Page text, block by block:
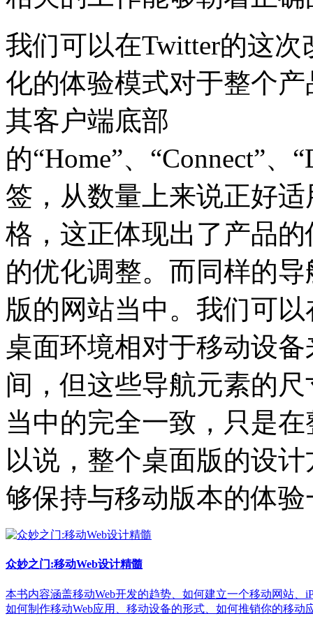
我们可以在Twitter的这
化的体验模式对于整个
其客户端底部
的“Home”、“Connect”、
签，从数量上来说正好
格，这正体现出了产品
的优化调整。而同样的
版的网站当中。我们可
桌面环境相对于移动设
间，但这些导航元素的
当中的完全一致，只是
以说，整个桌面版的设
够保持与移动版本的体
众妙之门:移动Web设计精髓
本书内容涵盖移动Web开发的趋势、如何建立一个移动网站、
如何制作移动Web应用、移动设备的形式、如何推销你的移动